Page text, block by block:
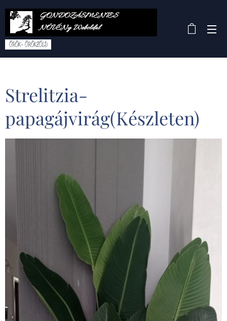
GONDOZÁSMENTES
NÖVÉNy Weboldal
ÖRÖK- ÖRÖKZÖLD
Strelitzia-
papagájvirág(Készleten)